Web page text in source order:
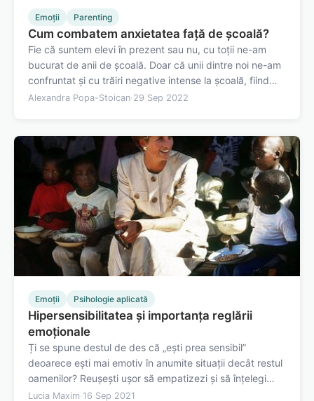
Emoții Parenting
Cum combatem anxietatea faţă de şcoală?
Fie că suntem elevi în prezent sau nu, cu toții ne-am
bucurat de anii de școală. Doar că unii dintre noi ne-am
confruntat și cu trăiri negative intense la școală, fiind
îngrijorați din varii motive, cum ar fi performanțele,
Alexandra Popa-Stoican· 29 Sep 2022
Emoții Psihologie aplicată
Hipersensibilitatea și importanța reglării
emoționale
Ți se spune destul de des că „ești prea sensibil”
deoarece ești mai emotiv în anumite situații decât restul
oamenilor? Reușești ușor să empatizezi și să înțelegi
ceea ce simt sau gândesc ceilalți, fiind uneori inevitabil
Lucia Maxim· 16 Sep 2021